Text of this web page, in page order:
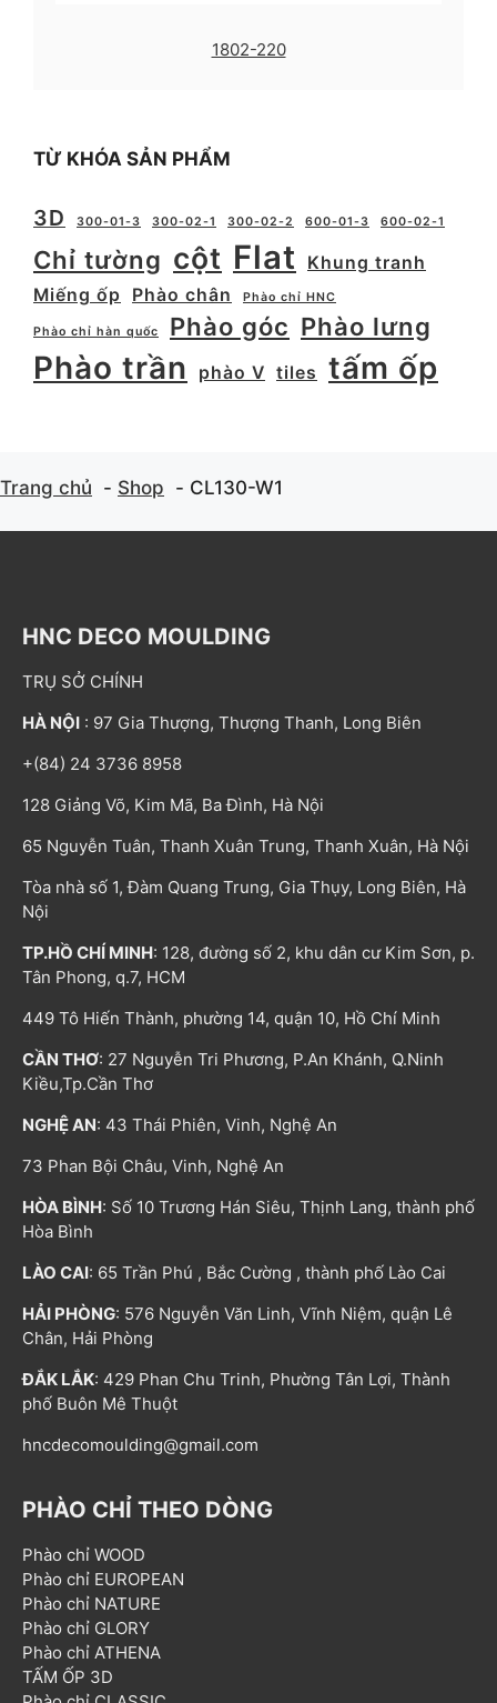
1802-220
TỪ KHÓA SẢN PHẨM
3D 300-01-3 300-02-1 300-02-2 600-01-3 600-02-1
Chỉ tường cột Flat
Khung tranh
Miếng ốp
Phào chân Phào chỉ HNC
Phào chỉ hàn quốc Phào góc Phào lưng
Phào trần phào V tiles tấm ốp
Trang chủ Shop CL130-W1
HNC DECO MOULDING
TRỤ SỞ CHÍNH
HÀ NỘI : 97 Gia Thượng, Thượng Thanh, Long Biên
+(84) 24 3736 8958
128 Giảng Võ, Kim Mã, Ba Đình, Hà Nội
65 Nguyễn Tuân, Thanh Xuân Trung, Thanh Xuân, Hà Nội
Tòa nhà số 1, Đàm Quang Trung, Gia Thụy, Long Biên, Hà
Nội
TP.HỒ CHÍ MINH: 128, đường số 2, khu dân cư Kim Sơn, p.
Tân Phong, q.7, HCM
449 Tô Hiến Thành, phường 14, quận 10, Hồ Chí Minh
CẦN THƠ: 27 Nguyễn Tri Phương, P.An Khánh, Q.Ninh
Kiều,Tp.Cần Thơ
NGHỆ AN: 43 Thái Phiên, Vinh, Nghệ An
73 Phan Bội Châu, Vinh, Nghệ An
HÒA BÌNH: Số 10 Trương Hán Siêu, Thịnh Lang, thành phố
Hòa Bình
LÀO CAI: 65 Trần Phú , Bắc Cường , thành phố Lào Cai
HẢI PHÒNG: 576 Nguyễn Văn Linh, Vĩnh Niệm, quận Lê
Chân, Hải Phòng
ĐẮK LẮK: 429 Phan Chu Trinh, Phường Tân Lợi, Thành
phố Buôn Mê Thuột
hncdecomoulding@gmail.com
PHÀO CHỈ THEO DÒNG
Phào chỉ WOOD
Phào chỉ EUROPEAN
Phào chỉ NATURE
Phào chỉ GLORY
Phào chỉ ATHENA
TẤM ỐP 3D